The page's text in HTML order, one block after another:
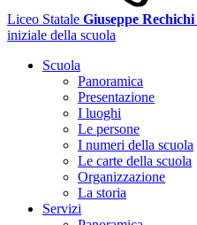
Liceo Statale Giuseppe Rechichi
iniziale della scuola
Scuola
Panoramica
Presentazione
I luoghi
Le persone
I numeri della scuola
Le carte della scuola
Organizzazione
La storia
Servizi